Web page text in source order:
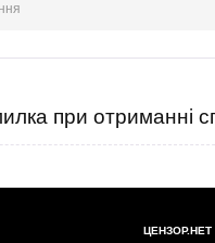
при отриманні
ЦЕНЗОР.НЕТ